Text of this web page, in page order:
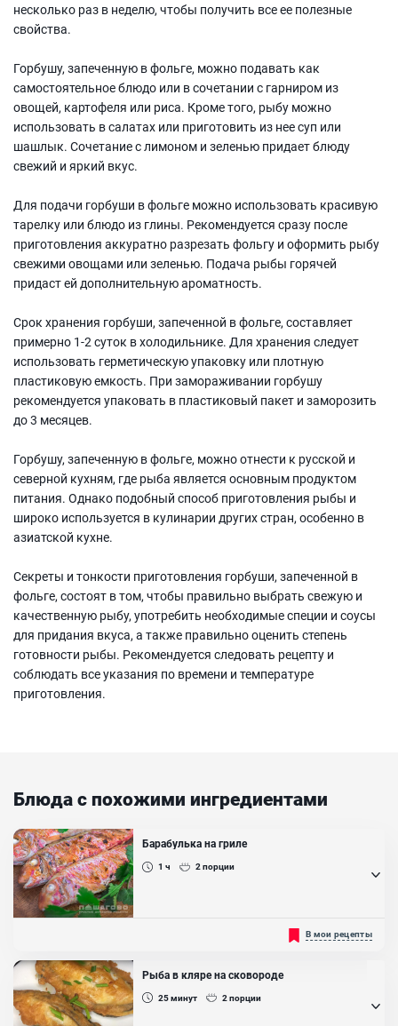
несколько раз в неделю, чтобы получить все ее полезные
свойства.
Горбушу, запеченную в фольге, можно подавать как
самостоятельное блюдо или в сочетании с гарниром из
овощей, картофеля или риса. Кроме того, рыбу можно
использовать в салатах или приготовить из нее суп или
шашлык. Сочетание с лимоном и зеленью придает блюду
свежий и яркий вкус.
Для подачи горбуши в фольге можно использовать красивую
тарелку или блюдо из глины. Рекомендуется сразу после
приготовления аккуратно разрезать фольгу и оформить рыбу
свежими овощами или зеленью. Подача рыбы горячей
придаст ей дополнительную ароматность.
Срок хранения горбуши, запеченной в фольге, составляет
примерно 1-2 суток в холодильнике. Для хранения следует
использовать герметическую упаковку или плотную
пластиковую емкость. При замораживании горбушу
рекомендуется упаковать в пластиковый пакет и заморозить
до 3 месяцев.
Горбушу, запеченную в фольге, можно отнести к русской и
северной кухням, где рыба является основным продуктом
питания. Однако подобный способ приготовления рыбы и
широко используется в кулинарии других стран, особенно в
азиатской кухне.
Секреты и тонкости приготовления горбуши, запеченной в
фольге, состоят в том, чтобы правильно выбрать свежую и
качественную рыбу, употребить необходимые специи и соусы
для придания вкуса, а также правильно оценить степень
готовности рыбы. Рекомендуется следовать рецепту и
соблюдать все указания по времени и температуре
приготовления.
Блюда с похожими ингредиентами
Барабулька на гриле
1 ч 2порции
Барабулька – это совсем небольшая, но очень вкусная морская
рыбка. Готовится она невероятно быстро и просто. И этот рецепт
тому доказательство. Идеально эта рыбка подойдет, если вы
готовите угощение на природе для большой компании, так как
заморачиваться с приготовлением точно не придется....
Ингредиенты:
В мои рецепты
Рыба в кляре на сковороде
25минут 2порции